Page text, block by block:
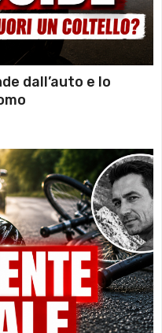
dall’auto e lo